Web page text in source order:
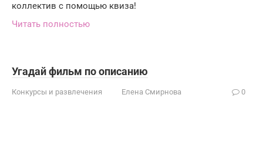
коллектив с помощью квиза!
Читать полностью
Угадай фильм по описанию
Конкурсы и развлечения Елена Смирнова 0